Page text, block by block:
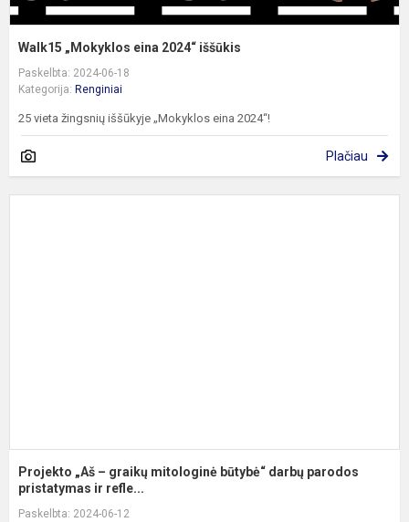
Walk15 „Mokyklos eina 2024“ iššūkis
Paskelbta: 2024-06-18
Kategorija: Renginiai
25 vieta žingsnių iššūkyje „Mokyklos eina 2024“!
Plačiau
Projekto „Aš – graikų mitologinė būtybė“ darbų parodos
pristatymas ir refle...
Paskelbta: 2024-06-12